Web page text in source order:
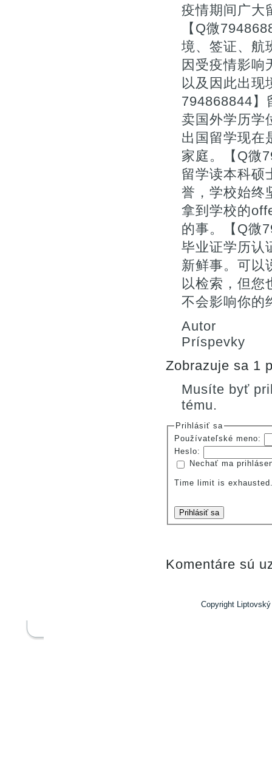
疫情期间广大
【Q微
境、签证、航
因受疫情影响
以及因此出现
794868844】
卖国外学历学
出国留学现在
家庭。【Q微
留学读本科硕
誉，学校始终
拿到学校的
的事。【Q微
毕业证学历认
新鲜事。可以
以检索，但您
不会影响你的
Autor
Príspevky
Zobrazuje sa 1
Musíte byť
tému.
Prihlásiť sa
Používateľské meno:
Heslo:
Nechať ma
Time limit is
Prihlásiť sa
Komentáre sú
Copyright